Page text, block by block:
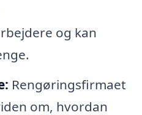
og kan
Rengøringsfirmaet
om, hvordan